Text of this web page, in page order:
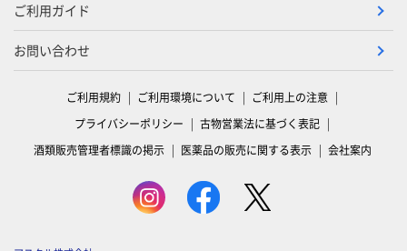
ご利用ガイド
お問い合わせ
ご利用規約 ご利用環境について
ご利用上の注意
プライバシーポリシー
古物営業法に基づく表記
酒類販売管理者標識の掲示
医薬品の販売に関する表示 会社案内